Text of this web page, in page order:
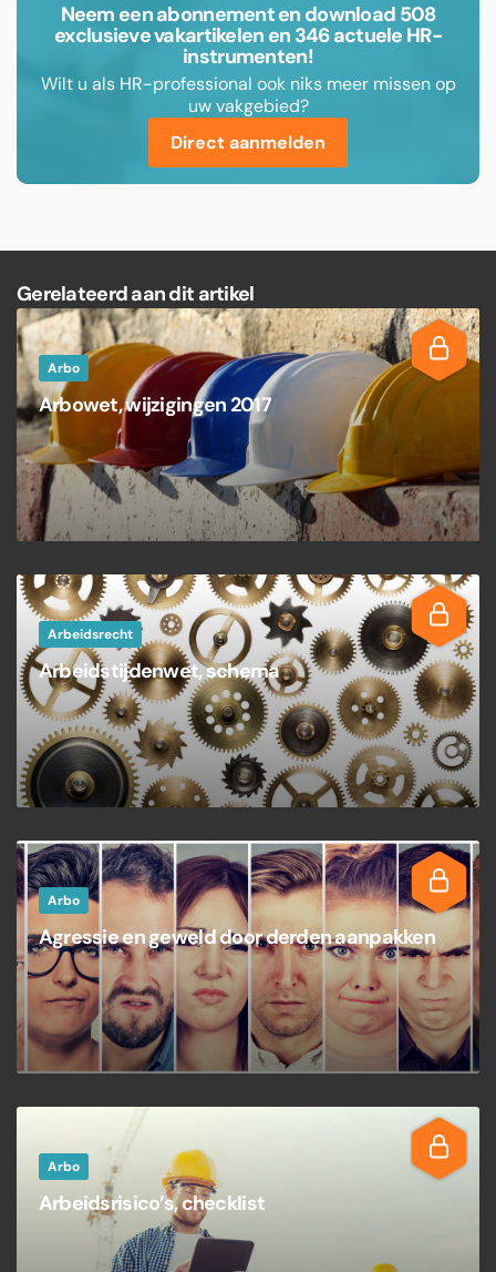
Neem een abonnement en download 508
exclusieve vakartikelen en 346 actuele HR-
instrumenten!
Wilt u als HR-professional ook niks meer missen op
uw vakgebied?
Direct aanmelden
Gerelateerd aan dit artikel
Arbo
Arbowet, wijzigingen 2017
Arbeidsrecht
Arbeidstijdenwet, schema
Arbo
Agressie en geweld door derden aanpakken
Arbo
Arbeidsrisico’s, checklist